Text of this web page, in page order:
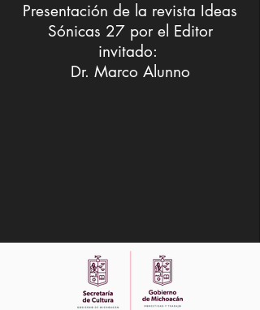
Presentación de la revista Ideas
Sónicas 27 por el Editor
invitado:
Dr. Marco Alunno